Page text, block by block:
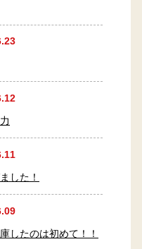
した！
したのは初めて！！